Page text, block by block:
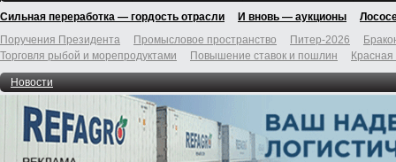
Сильная переработка — гордость отрасли И вновь — аукционы
Поручения Президента
Промысловое пространство Питер-2026
Торговля рыбой и морепродуктами
Повышение ставок и пошлин
Новости